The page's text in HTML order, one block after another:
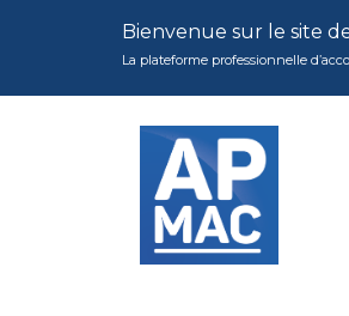
Bienvenue sur le site
La plateforme professionnelle